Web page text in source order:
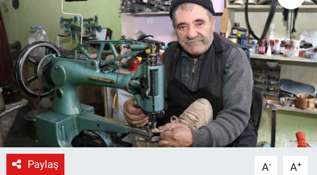
Paylaş A- A+
Sağlık
Siyaset
Spor
Yerel